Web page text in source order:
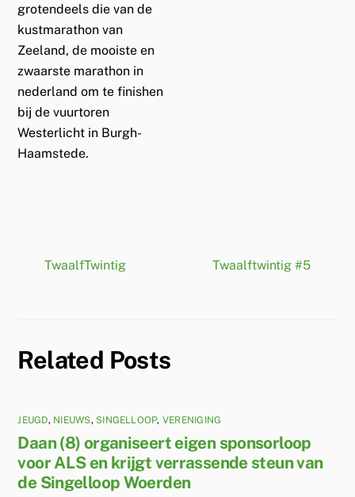
grotendeels die van de
kustmarathon van
Zeeland, de mooiste en
zwaarste marathon in
nederland om te finishen
bij de vuurtoren
Westerlicht in Burgh-
Haamstede.
TwaalfTwintig Twaalftwintig #5
Related Posts
JEUGD, NIEUWS, SINGELLOOP, VERENIGING
Daan (8) organiseert eigen sponsorloop
voor ALS en krijgt verrassende steun van
de Singelloop Woerden